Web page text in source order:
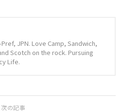
JPN. Love Camp, Sandwich,
Scotch on the rock. Pursuing
Life.
次の記事